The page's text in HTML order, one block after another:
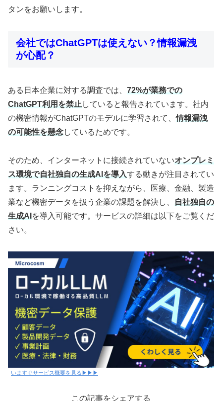
タンをお願いします。
会社ではChatGPTは使えない？情報漏洩
が心配？
ある日本企業に対する調査では、 72%が業務での
ChatGPT利用を禁止 していると報告されています。社内
の機密情報がChatGPTのモデルに学習されて、情報漏洩
の可能性を懸念しているためです。
そのため、インターネットに接続されていないオンプレミ
ス環境で自社独自の生成AIを導入する動きが注目されてい
ます。ランニングコストを抑えながら、医療、金融、製造
業など機密データを扱う企業の課題を解決し、
自社独自の
生成AI を導入可能です。サービスの詳細は以下をご覧くだ
さい。
いますぐサービス概要を見る▶▶▶
この記事をシェアする